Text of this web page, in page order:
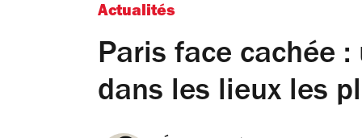
Actualités
Paris face cachée
dans les lieux les